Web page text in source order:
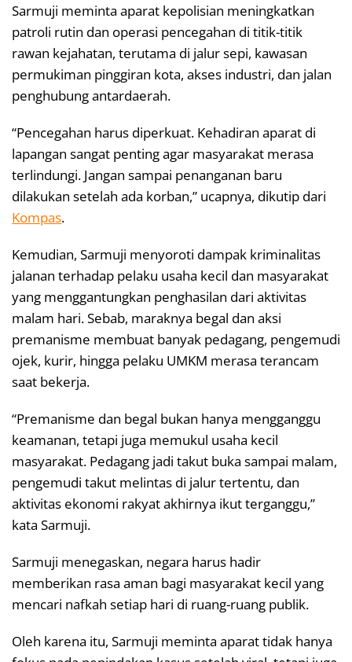
Sarmuji meminta aparat kepolisian meningkatkan
patroli rutin dan operasi pencegahan di titik-titik
rawan kejahatan, terutama di jalur sepi, kawasan
permukiman pinggiran kota, akses industri, dan jalan
penghubung antardaerah.
“Pencegahan harus diperkuat. Kehadiran aparat di
lapangan sangat penting agar masyarakat merasa
terlindungi. Jangan sampai penanganan baru
dilakukan setelah ada korban,” ucapnya, dikutip dari
Kompas.
Kemudian, Sarmuji menyoroti dampak kriminalitas
jalanan terhadap pelaku usaha kecil dan masyarakat
yang menggantungkan penghasilan dari aktivitas
malam hari. Sebab, maraknya begal dan aksi
premanisme membuat banyak pedagang, pengemudi
ojek, kurir, hingga pelaku UMKM merasa terancam
saat bekerja.
“Premanisme dan begal bukan hanya mengganggu
keamanan, tetapi juga memukul usaha kecil
masyarakat. Pedagang jadi takut buka sampai malam,
pengemudi takut melintas di jalur tertentu, dan
aktivitas ekonomi rakyat akhirnya ikut terganggu,”
kata Sarmuji.
Sarmuji menegaskan, negara harus hadir
memberikan rasa aman bagi masyarakat kecil yang
mencari nafkah setiap hari di ruang-ruang publik.
Oleh karena itu, Sarmuji meminta aparat tidak hanya